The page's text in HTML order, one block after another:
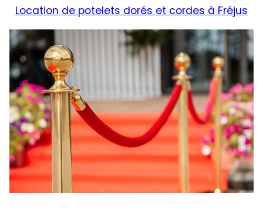
Location de potelets dorés et cordes à Fréjus